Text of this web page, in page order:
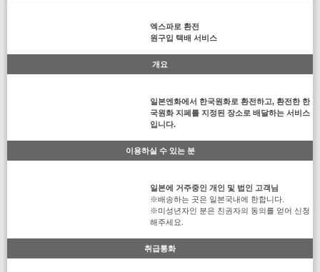
엑스파로 환전
원구입 택배 서비스
개요
일본엔화에서 한국원화로 환전하고, 환전한 한
국원화 지페를 지정된 장소로 배달하는 서비스
입니다.
이용하실 수 있는 분
일본에 거주중인 개인 및 법인 고객님
※배송하는 곳은 일본국내에 한합니다.
※미성년자인 분은 친권자의 동의를 얻어 신청
해주세요.
취급통화